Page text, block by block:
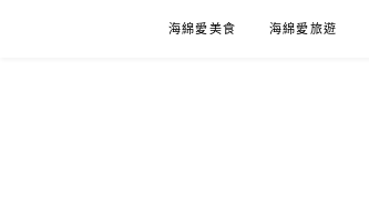
海綿愛美食 海綿愛旅遊